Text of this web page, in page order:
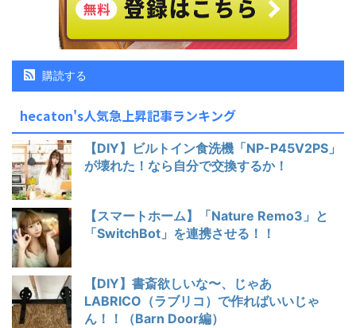
購読する
hecaton's人気急上昇記事ランキング
【DIY】ビルトイン食洗機「NP-P45V2PS」
が壊れた！なら自分で交換するか！
【スマートホーム】「Nature Remo3」と
「SwitchBot」を連携させる！！
【DIY】書斎欲しいな〜、じゃあ
LABRICO（ラブリコ）で作ればいいじゃ
ん！！（Barn Door編）